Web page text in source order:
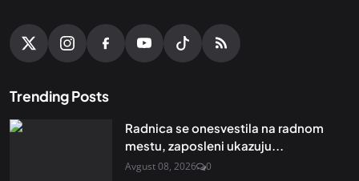
Trending Posts
Radnica se onesvestila na radnom
mestu, zaposleni ukazuju...
Avgust 08, 2026 0